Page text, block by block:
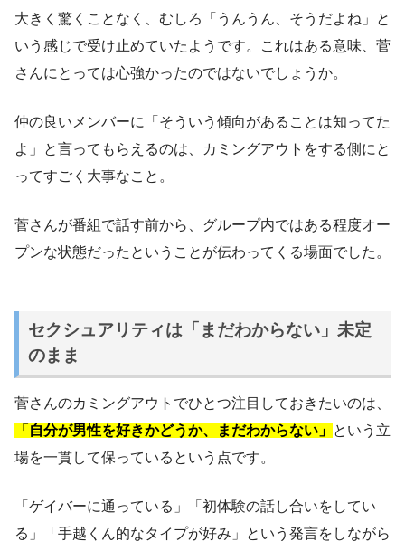
大きく驚くことなく、むしろ「うんうん、そうだよね」と
いう感じで受け止めていたようです。これはある意味、菅
さんにとっては心強かったのではないでしょうか。
仲の良いメンバーに「そういう傾向があることは知ってた
よ」と言ってもらえるのは、カミングアウトをする側にと
ってすごく大事なこと。
菅さんが番組で話す前から、グループ内ではある程度オー
プンな状態だったということが伝わってくる場面でした。
セクシュアリティは「まだわからない」未定
のまま
菅さんのカミングアウトでひとつ注目しておきたいのは、
「自分が男性を好きかどうか、まだわからない」 という立
場を一貫して保っているという点です。
「ゲイバーに通っている」「初体験の話し合いをしてい
る」「手越くん的なタイプが好み」という発言をしながら